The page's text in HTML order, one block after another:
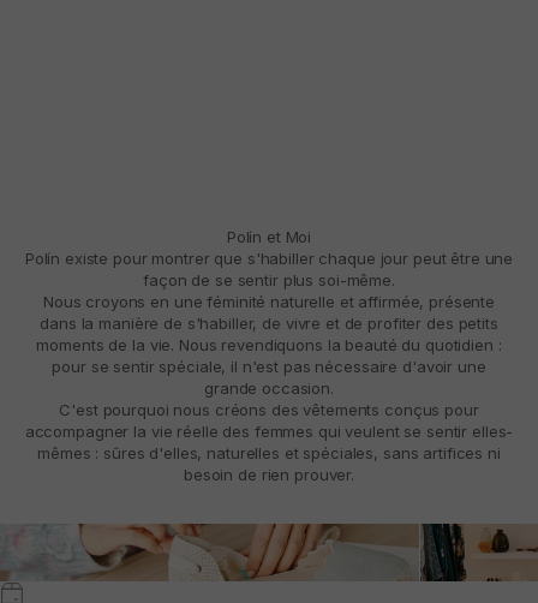
Polín et Moi
Polín existe pour montrer que s'habiller chaque jour peut être une
façon de se sentir plus soi-même.
Nous croyons en une féminité naturelle et affirmée, présente
dans la manière de s'habiller, de vivre et de profiter des petits
moments de la vie. Nous revendiquons la beauté du quotidien :
pour se sentir spéciale, il n'est pas nécessaire d'avoir une
grande occasion.
C'est pourquoi nous créons des vêtements conçus pour
accompagner la vie réelle des femmes qui veulent se sentir elles-
mêmes : sûres d'elles, naturelles et spéciales, sans artifices ni
besoin de rien prouver.